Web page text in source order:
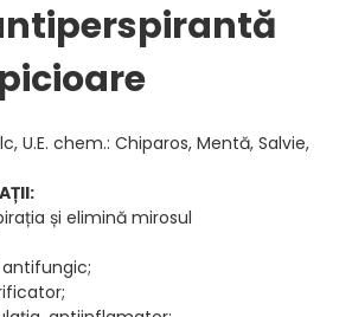
U.E. chem.: Chiparos, Mentă, Salvie,
și elimină mirosul